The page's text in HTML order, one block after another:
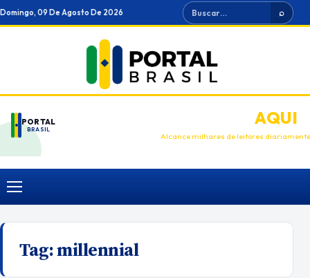
Ir
para
Domingo, 09 De Agosto De 2026 Buscar ⌕
PORTAL
BRASIL
ANUNCIEAQUI
Alcance milhares de leitores diariamente
Menu
Tag:millennial